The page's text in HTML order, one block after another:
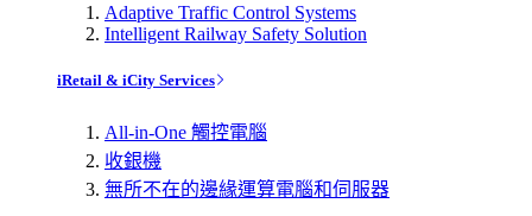
Adaptive Traffic Control Systems
Intelligent Railway Safety Solution
iRetail & iCity Services
All-in-One 觸控電腦
收銀機
無所不在的邊緣運算電腦和伺服器